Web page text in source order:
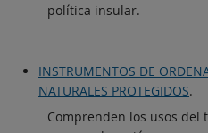
política insular.
INSTRUMENTOS DE
NATURALES PROTEGIDOS.
Comprenden los usos